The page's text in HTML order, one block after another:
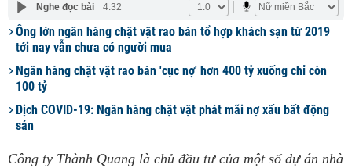
Nghe đọc bài 4:32
Ông lớn ngân hàng chật vật rao bán tổ hợp khách sạn từ 2019
tới nay vẫn chưa có người mua
Ngân hàng chật vật rao bán 'cục nợ' hơn 400 tỷ xuống chỉ còn
100 tỷ
Dịch COVID-19: Ngân hàng chật vật phát mãi nợ xấu bất động
sản
Công ty Thành Quang là chủ đầu tư của một số dự án nhà